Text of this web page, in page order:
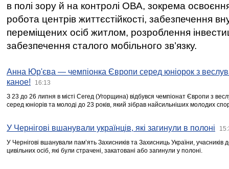
в полі зору й на контролі ОВА, зокрема освоєння
робота центрів життєстійкості, забезпечення
переміщених осіб житлом, розроблення
забезпечення сталого мобільного зв’язку.
Анна Юр'єва — чемпіонка Європи серед юніорок з
каное!
16:13
З 23 до 26 липня в місті Сегед (Угорщина) відбувся чемпіонат Європи з
серед юніорів та молоді до 23 років, який зібрав найсильніших молодих
У Чернігові вшанували українців, які загинули в полоні
У Чернігові вшанували пам’ять Захисників та Захисниць України,
цивільних осіб, які були страчені, закатовані або загинули у полоні.